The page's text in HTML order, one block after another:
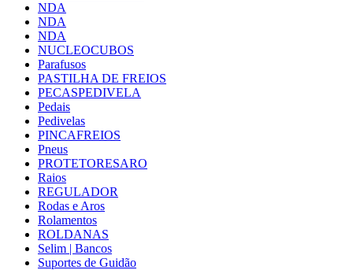
NDA
NDA
NDA
NUCLEOCUBOS
Parafusos
PASTILHA DE FREIOS
PECASPEDIVELA
Pedais
Pedivelas
PINCAFREIOS
Pneus
PROTETORESARO
Raios
REGULADOR
Rodas e Aros
Rolamentos
ROLDANAS
Selim | Bancos
Suportes de Guidão